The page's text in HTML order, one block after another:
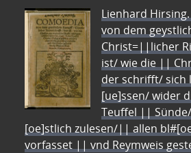
Lienhard
von dem
Christ=||licher
ist/ wie die ||
der schrifft/
[ue]ssen/ wider
Teuffel ||
[oe]stlich zulesen/|| allen
vorfasset || vnd Reymweis